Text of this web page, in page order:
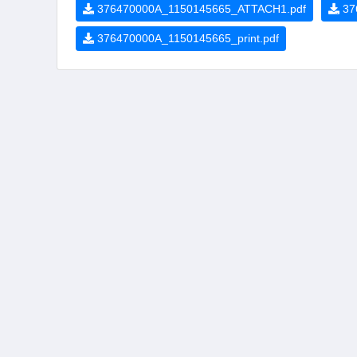
376470000A_1150145665_ATTACH1.pdf
376470000A_1150145665_print.pdf